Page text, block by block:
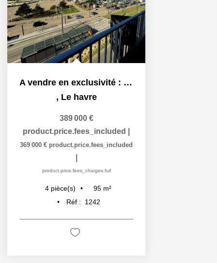
A vendre en exclusivité : "CÔTIER" Duplex vue mer...
, Le havre
389 000 €
product.price.fees_included
369 000 € product.price.fees_included
product.price.fees_charges.full
4 pièce(s) 95 m²
Réf :
1242